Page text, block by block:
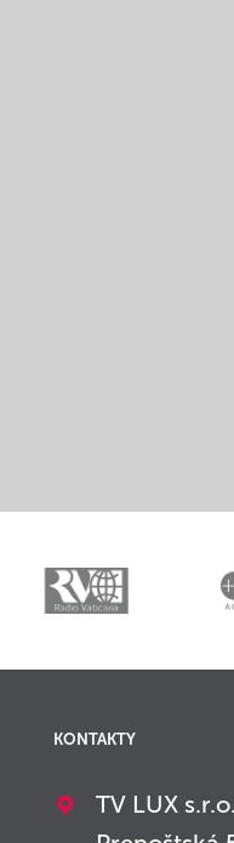
KONTAKTY
TV LUX s.r.o.